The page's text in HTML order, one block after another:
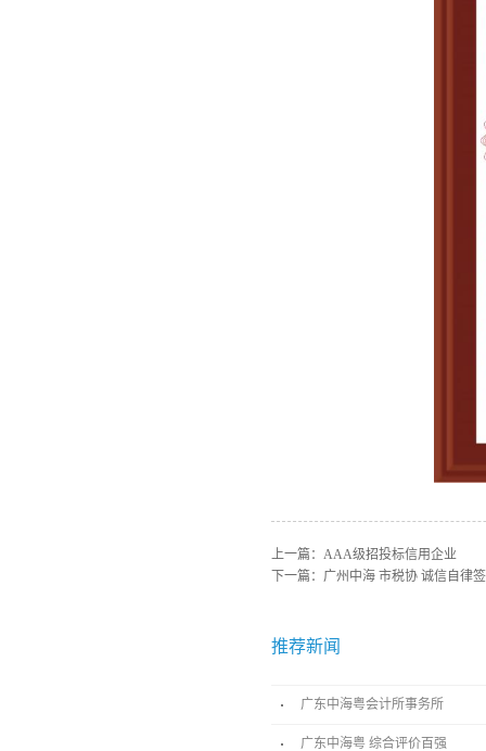
上一篇： AAA级招投标信用企业
下一篇： 广州中海 市税协 诚信自律
推荐新闻
广东中海粤会计所事务所
广东中海粤 综合评价百强